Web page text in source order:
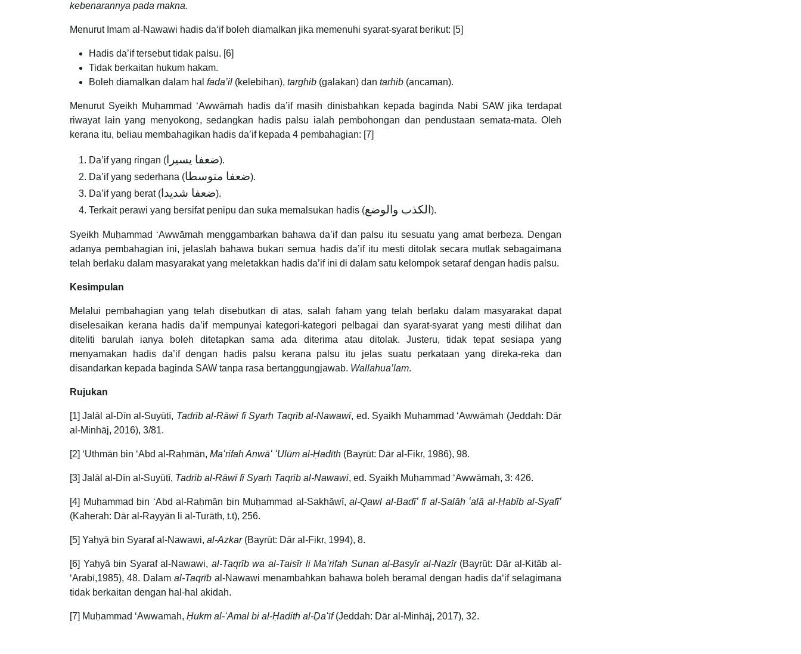
kebenarannya pada makna.
Menurut Imam al-Nawawi hadis daʻif boleh diamalkan jika memenuhi syarat-syarat berikut: [5]
Hadis da’if tersebut tidak palsu. [6]
Tidak berkaitan hukum hakam.
Boleh diamalkan dalam hal fada’il (kelebihan), targhib (galakan) dan tarhib (ancaman).
Menurut Syeikh Muḥammad ʻAwwāmah hadis da’if masih dinisbahkan kepada baginda Nabi SAW jika terdapat
riwayat lain yang menyokong, sedangkan hadis palsu ialah pembohongan dan pendustaan semata-mata. Oleh
kerana itu, beliau membahagikan hadis da’if kepada 4 pembahagian: [7]
Da’if yang ringan ( ضعفا يسيرا).
Da’if yang sederhana (ضعفا متوسطا).
Da’if yang berat ( ضعفا شديدا).
Terkait perawi yang bersifat penipu dan suka memalsukan hadis (الكذب والوضع ).
Syeikh Muḥammad ʻAwwāmah menggambarkan bahawa da’if dan palsu itu sesuatu yang amat berbeza. Dengan
adanya pembahagian ini, jelaslah bahawa bukan semua hadis da’if itu mesti ditolak secara mutlak sebagaimana
telah berlaku dalam masyarakat yang meletakkan hadis da’if ini di dalam satu kelompok setaraf dengan hadis palsu.
Kesimpulan
Melalui pembahagian yang telah disebutkan di atas, salah faham yang telah berlaku dalam masyarakat dapat
diselesaikan kerana hadis da’if mempunyai kategori-kategori pelbagai dan syarat-syarat yang mesti dilihat dan
diteliti barulah ianya boleh ditetapkan sama ada diterima atau ditolak. Justeru, tidak tepat sesiapa yang
menyamakan hadis da’if dengan hadis palsu kerana palsu itu jelas suatu perkataan yang direka-reka dan
disandarkan kepada baginda SAW tanpa rasa bertanggungjawab. Wallahua’lam.
Rujukan
[1] Jalāl al-Dīn al-Suyūṭī, Tadrīb al-Rāwī fī Syarḥ Taqrīb al-Nawawī, ed. Syaikh Muḥammad ʻAwwāmah (Jeddah: Dār
al-Minhāj, 2016), 3/81.
[2] ʻUthmān bin ʻAbd al-Raḥmān, Maʻrifah Anwāʻ ʻUlūm al-Ḥadīth (Bayrūt: Dār al-Fikr, 1986), 98.
[3] Jalāl al-Dīn al-Suyūṭī, Tadrīb al-Rāwī fī Syarḥ Taqrīb al-Nawawī, ed. Syaikh Muḥammad ʻAwwāmah, 3: 426.
[4] Muḥammad bin ʻAbd al-Raḥmān bin Muḥammad al-Sakhāwī, al-Qawl al-Badīʻ fī al-Ṣalāh ʻalā al-Ḥabīb al-Syafīʻ
(Kaherah: Dār al-Rayyān li al-Turāth, t.t), 256.
[5] Yaḥyā bin Syaraf al-Nawawi, al-Azkar(Bayrūt: Dār al-Fikr, 1994), 8.
[6] Yaḥyā bin Syaraf al-Nawawi, al-Taqrīb wa al-Taisīr li Ma’rifah Sunan al-Basyīr al-Nazīr(Bayrūt: Dār al-Kitāb al-
ʻArabī,1985), 48. Dalam al-Taqrībal-Nawawi menambahkan bahawa boleh beramal dengan hadis daʻif selagimana
tidak berkaitan dengan hal-hal akidah.
[7] Muḥammad ʻAwwamah, Ḥukm al-ʻAmal bi al-Ḥadith al-Ḍaʻīf(Jeddah: Dār al-Minhāj, 2017), 32.